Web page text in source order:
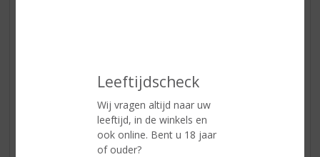
Leeftijdscheck
Wij vragen altijd naar uw
leeftijd, in de winkels en
ook online. Bent u 18 jaar
of ouder?
geoogst; de syrah en mourvèdre
ondergaan een koude schilweking (bij
12 ⁰C) gedurende 5 dagen. Een paar